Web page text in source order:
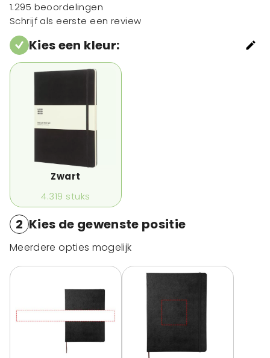
1.295 beoordelingen
Schrijf als eerste een review
Kies een kleur:
Zwart
4.319 stuks
2 Kies de gewenste positie
Meerdere opties mogelijk